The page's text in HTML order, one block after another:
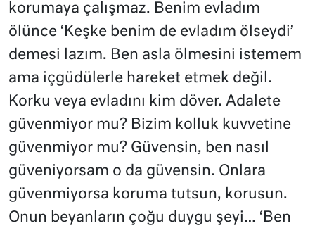
korumaya çalışmaz. Benim evladım
ölünce ‘Keşke benim de evladım ölseydi’
demesi lazım. Ben asla ölmesini istemem
ama içgüdülerle hareket etmek değil.
Korku veya evladını kim döver. Adalete
güvenmiyor mu? Bizim kolluk kuvvetine
güvenmiyor mu? Güvensin, ben nasıl
güveniyorsam o da güvensin. Onlara
güvenmiyorsa koruma tutsun, korusun.
Onun beyanların çoğu duygu şeyi… ‘Ben